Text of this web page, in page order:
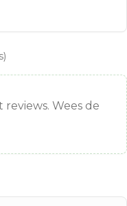
)
Wees de